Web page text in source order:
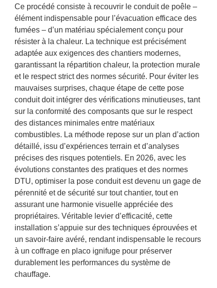
Ce procédé consiste à recouvrir le conduit de poêle –
élément indispensable pour l’évacuation efficace des
fumées – d’un matériau spécialement conçu pour
résister à la chaleur. La technique est précisément
adaptée aux exigences des chantiers modernes,
garantissant la répartition chaleur, la protection murale
et le respect strict des normes sécurité. Pour éviter les
mauvaises surprises, chaque étape de cette pose
conduit doit intégrer des vérifications minutieuses, tant
sur la conformité des composants que sur le respect
des distances minimales entre matériaux
combustibles. La méthode repose sur un plan d’action
détaillé, issu d’expériences terrain et d’analyses
précises des risques potentiels. En 2026, avec les
évolutions constantes des pratiques et des normes
DTU, optimiser la pose conduit est devenu un gage de
pérennité et de sécurité sur tout chantier, tout en
assurant une harmonie visuelle appréciée des
propriétaires. Véritable levier d’efficacité, cette
installation s’appuie sur des techniques éprouvées et
un savoir-faire avéré, rendant indispensable le recours
à un coffrage en placo ignifuge pour préserver
durablement les performances du système de
chauffage.